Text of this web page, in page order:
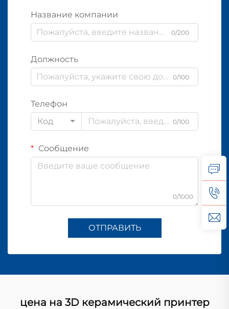
Название компании
0/200
Должность
0/100
Телефон
Код
0/100
Сообщение
0/1000
ОТПРАВИТЬ
цена на 3D керамический принтер